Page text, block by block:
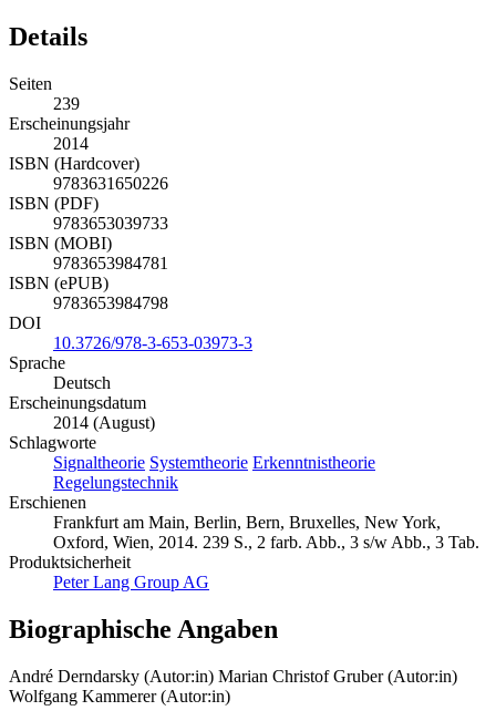
Details
Seiten
239
Erscheinungsjahr
2014
ISBN (Hardcover)
9783631650226
ISBN (PDF)
9783653039733
ISBN (MOBI)
9783653984781
ISBN (ePUB)
9783653984798
DOI
10.3726/978-3-653-03973-3
Sprache
Deutsch
Erscheinungsdatum
2014 (August)
Schlagworte
Signaltheorie Systemtheorie Erkenntnistheorie
Regelungstechnik
Erschienen
Frankfurt am Main, Berlin, Bern, Bruxelles, New York,
Oxford, Wien, 2014. 239 S., 2 farb. Abb., 3 s/w Abb., 3 Tab.
Produktsicherheit
Peter Lang Group AG
Biographische Angaben
André Derndarsky (Autor:in) Marian Christof Gruber (Autor:in)
Wolfgang Kammerer (Autor:in)